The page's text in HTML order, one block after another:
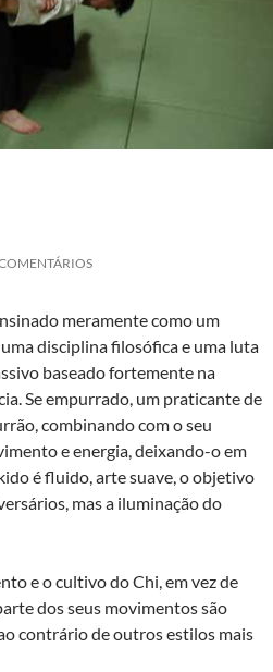
meramente como um
disciplina filosófica e uma luta
baseado fortemente na
Se empurrado, um praticante de
combinando com o seu
e energia, deixando-o em
é fluido, arte suave, o objetivo
mas a iluminação do
e o cultivo do Chi, em vez de
dos seus movimentos são
contrário de outros estilos mais